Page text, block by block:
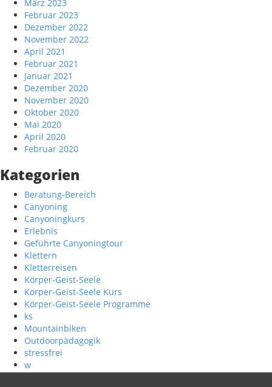
März 2023
Februar 2023
Dezember 2022
November 2022
April 2021
Februar 2021
Januar 2021
Dezember 2020
November 2020
Oktober 2020
Mai 2020
April 2020
Februar 2020
Kategorien
Beratung-Bereich
Canyoning
Canyoningkurs
Erlebnis
Geführte Canyoningtour
Klettern
Kletterreisen
Körper-Geist-Seele
Körper-Geist-Seele Kurs
Körper-Geist-Seele Programme
ks
Mountainbiken
Outdoorpädagogik
stressfrei
w